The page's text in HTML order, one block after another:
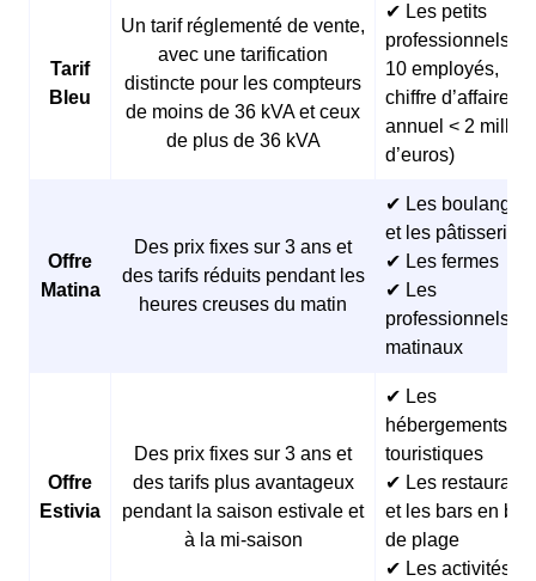
Tarif
Bleu
Un tarif réglementé de vente,
avec une tarification
distincte pour les compteurs
de moins de 36 kVA et ceux
de plus de 36 kVA
✔ Les petits
professionnels (<
10 employés,
chiffre d’affaires
annuel < 2
d’euros)
Offre
Matina
Des prix fixes sur 3 ans et
des tarifs réduits pendant les
heures creuses du matin
✔ Les
et les pâtisseries
✔ Les fermes
✔ Les
professionnels
matinaux
Offre
Estivia
Des prix fixes sur 3 ans et
des tarifs plus avantageux
pendant la saison estivale et
à la mi-saison
✔ Les
hébergements
touristiques
✔ Les restaurants
et les bars en
de plage
✔ Les activités